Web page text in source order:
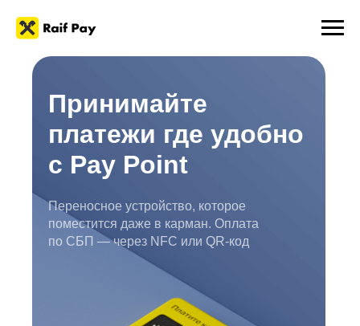
Принимайте
платежи где удобно
с Pay Point
Переносное устройство, которое
поместится даже в карман. Оплата
по СБП — через NFC или QR-код